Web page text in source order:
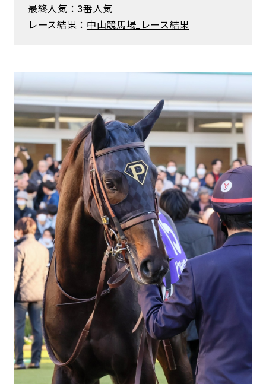
最終人気：3番人気
レース結果： 中山競馬場_レース結果